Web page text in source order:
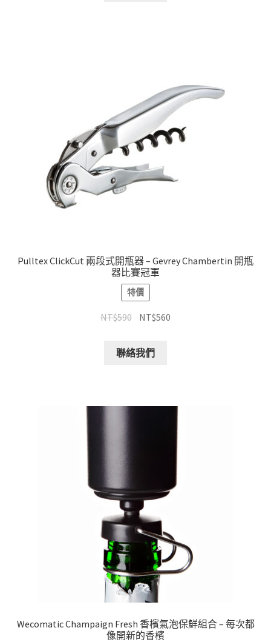
Pulltex ClickCut 兩段式開瓶器 – Gevrey Chambertin 開瓶
器比賽冠軍
特價
NT$590 NT$560
聯絡我們
Wecomatic Champaign Fresh 香檳氣泡保鮮組合 – 每次都
像開新的香檳